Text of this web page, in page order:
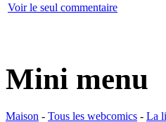
Voir le seul commentaire
Mini menu
Maison - Tous les webcomics - La